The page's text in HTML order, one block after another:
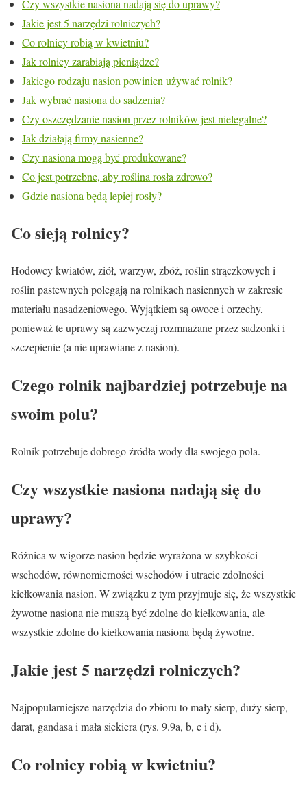
Czy wszystkie nasiona nadają się do uprawy?
Jakie jest 5 narzędzi rolniczych?
Co rolnicy robią w kwietniu?
Jak rolnicy zarabiają pieniądze?
Jakiego rodzaju nasion powinien używać rolnik?
Jak wybrać nasiona do sadzenia?
Czy oszczędzanie nasion przez rolników jest nielegalne?
Jak działają firmy nasienne?
Czy nasiona mogą być produkowane?
Co jest potrzebne, aby roślina rosła zdrowo?
Gdzie nasiona będą lepiej rosły?
Co sieją rolnicy?
Hodowcy kwiatów, ziół, warzyw, zbóż, roślin strączkowych i
roślin pastewnych polegają na rolnikach nasiennych w zakresie
materiału nasadzeniowego. Wyjątkiem są owoce i orzechy,
ponieważ te uprawy są zazwyczaj rozmnażane przez sadzonki i
szczepienie (a nie uprawiane z nasion).
Czego rolnik najbardziej potrzebuje na
swoim polu?
Rolnik potrzebuje dobrego źródła wody dla swojego pola.
Czy wszystkie nasiona nadają się do
uprawy?
Różnica w wigorze nasion będzie wyrażona w szybkości
wschodów, równomierności wschodów i utracie zdolności
kiełkowania nasion. W związku z tym przyjmuje się, że wszystkie
żywotne nasiona nie muszą być zdolne do kiełkowania, ale
wszystkie zdolne do kiełkowania nasiona będą żywotne.
Jakie jest 5 narzędzi rolniczych?
Najpopularniejsze narzędzia do zbioru to mały sierp, duży sierp,
darat, gandasa i mała siekiera (rys. 9.9a, b, c i d).
Co rolnicy robią w kwietniu?